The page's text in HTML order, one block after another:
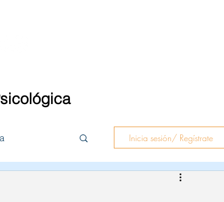
Inicia sesión/ Regístrate